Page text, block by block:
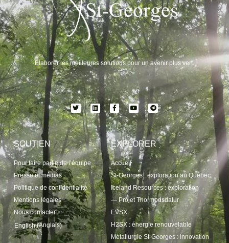
Élaborer les meilleures solutions pour un avenir plus vert.
SOUTIEN
Pour faire partie de l’équipe
Presse et médias
Politique de confidentialité
Mentions légales
Nous contacter
English(Anglais)
EXPLORER
Accueil
St-Georges : exploration au Québec
Iceland Resources : exploration
— Projet Thormodsdalur
EVSX
H2SX : énergie renouvelable
Métallurgie St-Georges : innovation